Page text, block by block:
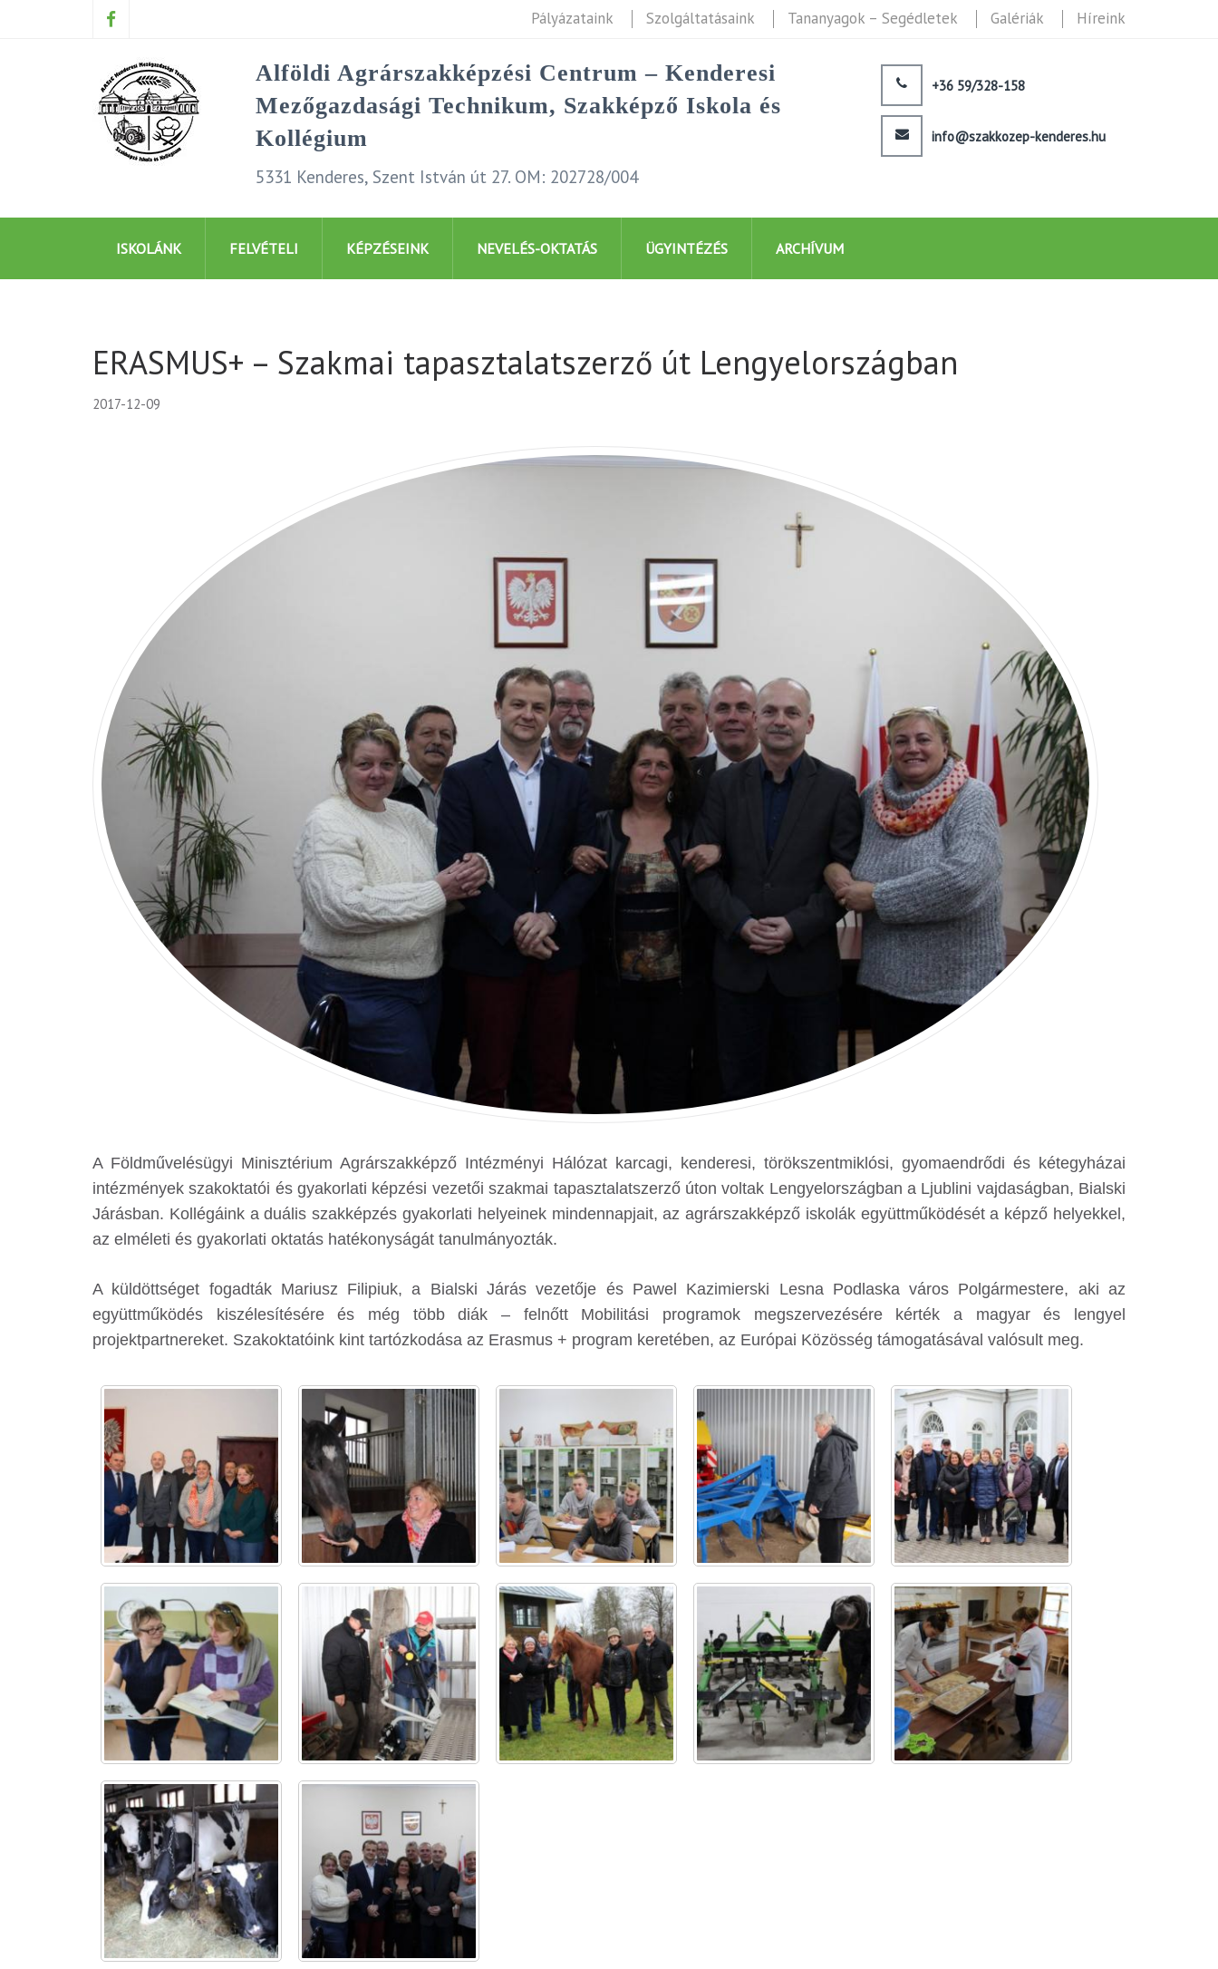
Pályázataink Szolgáltatásaink Tananyagok – Segédletek Galériák Híreink
Alföldi Agrárszakképzési Centrum – Kenderesi
Mezőgazdasági Technikum, Szakképző Iskola és
Kollégium
5331 Kenderes, Szent István út 27. OM: 202728/004
+36 59/328-158
info@szakkozep-kenderes.hu
ISKOLÁNK FELVÉTELI KÉPZÉSEINK NEVELÉS-OKTATÁS ÜGYINTÉZÉS ARCHÍVUM
ERASMUS+ – Szakmai tapasztalatszerző út Lengyelországban
2017-12-09
A Földművelésügyi Minisztérium Agrárszakképző Intézményi Hálózat karcagi, kenderesi, törökszentmiklósi, gyomaendrődi és kétegyházai
intézmények szakoktatói és gyakorlati képzési vezetői szakmai tapasztalatszerző úton voltak Lengyelországban a Ljublini vajdaságban, Bialski
Járásban. Kollégáink a duális szakképzés gyakorlati helyeinek mindennapjait, az agrárszakképző iskolák együttműködését a képző helyekkel,
az elméleti és gyakorlati oktatás hatékonyságát tanulmányozták.
A küldöttséget fogadták Mariusz Filipiuk, a Bialski Járás vezetője és Pawel Kazimierski Lesna Podlaska város Polgármestere, aki az
együttműködés kiszélesítésére és még több diák – felnőtt Mobilitási programok megszervezésére kérték a magyar és lengyel
projektpartnereket. Szakoktatóink kint tartózkodása az Erasmus + program keretében, az Európai Közösség támogatásával valósult meg.